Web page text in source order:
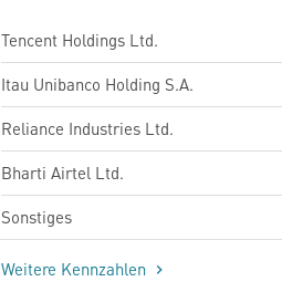
Tencent Holdings Ltd.
Itau Unibanco Holding S.A.
Reliance Industries Ltd.
Bharti Airtel Ltd.
Sonstiges
Weitere Kennzahlen